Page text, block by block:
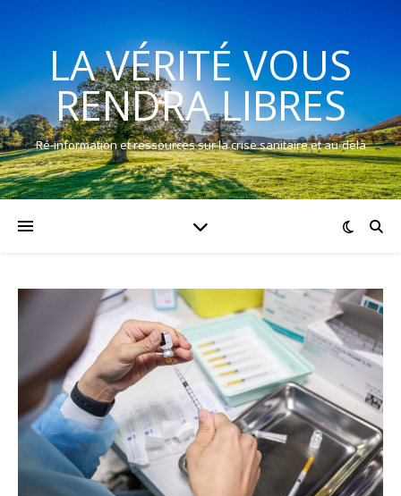
LA VÉRITÉ VOUS
RENDRA LIBRES
Ré-information et ressources sur la crise sanitaire et au-delà